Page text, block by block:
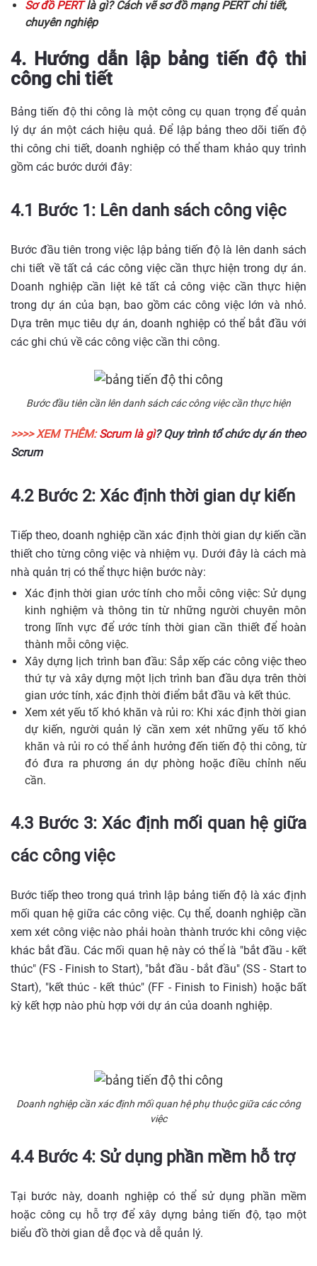
Sơ đồ PERTlà gì? Cách vẽ sơ đồ mạng PERT chi tiết,
chuyên nghiệp
4. Hướng dẫn lập bảng tiến độ thi
công chi tiết
Bảng tiến độ thi công là một công cụ quan trọng để quản
lý dự án một cách hiệu quả. Để lập bảng theo dõi tiến độ
thi công chi tiết, doanh nghiệp có thể tham khảo quy trình
gồm các bước dưới đây:
4.1 Bước 1: Lên danh sách công việc
Bước đầu tiên trong việc lập bảng tiến độ là lên danh sách
chi tiết về tất cả các công việc cần thực hiện trong dự án.
Doanh nghiệp cần liệt kê tất cả công việc cần thực hiện
trong dự án của bạn, bao gồm các công việc lớn và nhỏ.
Dựa trên mục tiêu dự án, doanh nghiệp có thể bắt đầu với
các ghi chú về các công việc cần thi công.
Bước đầu tiên cần lên danh sách các công việc cần thực hiện
>>>> XEM THÊM:Scrum là gì? Quy trình tổ chức dự án theo
Scrum
4.2 Bước 2: Xác định thời gian dự kiến
Tiếp theo, doanh nghiệp cần xác định thời gian dự kiến cần
thiết cho từng công việc và nhiệm vụ. Dưới đây là cách mà
nhà quản trị có thể thực hiện bước này:
Xác định thời gian ước tính cho mỗi công việc: Sử dụng
kinh nghiệm và thông tin từ những người chuyên môn
trong lĩnh vực để ước tính thời gian cần thiết để hoàn
thành mỗi công việc.
Xây dựng lịch trình ban đầu: Sắp xếp các công việc theo
thứ tự và xây dựng một lịch trình ban đầu dựa trên thời
gian ước tính, xác định thời điểm bắt đầu và kết thúc.
Xem xét yếu tố khó khăn và rủi ro: Khi xác định thời gian
dự kiến, người quản lý cần xem xét những yếu tố khó
khăn và rủi ro có thể ảnh hưởng đến tiến độ thi công, từ
đó đưa ra phương án dự phòng hoặc điều chỉnh nếu
cần.
4.3 Bước 3: Xác định mối quan hệ giữa
các công việc
Bước tiếp theo trong quá trình lập bảng tiến độ là xác định
mối quan hệ giữa các công việc. Cụ thể, doanh nghiệp cần
xem xét công việc nào phải hoàn thành trước khi công việc
khác bắt đầu. Các mối quan hệ này có thể là "bắt đầu - kết
thúc" (FS - Finish to Start), "bắt đầu - bắt đầu" (SS - Start to
Start), "kết thúc - kết thúc" (FF - Finish to Finish) hoặc bất
kỳ kết hợp nào phù hợp với dự án của doanh nghiệp.
Doanh nghiệp cần xác định mối quan hệ phụ thuộc giữa các công
việc
4.4 Bước 4: Sử dụng phần mềm hỗ trợ
Tại bước này, doanh nghiệp có thể sử dụng phần mềm
hoặc công cụ hỗ trợ để xây dựng bảng tiến độ, tạo một
biểu đồ thời gian dễ đọc và dễ quản lý.